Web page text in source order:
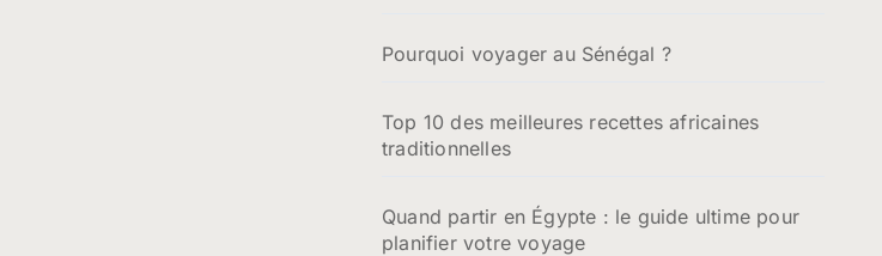
Pourquoi voyager au Sénégal ?
Top 10 des meilleures recettes africaines
traditionnelles
Quand partir en Égypte : le guide ultime pour
planifier votre voyage